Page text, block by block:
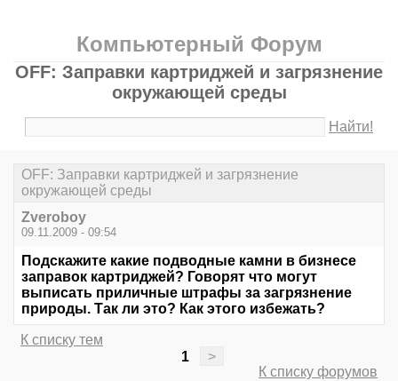
Компьютерный Форум
OFF: Заправки картриджей и загрязнение
окружающей среды
Найти!
OFF: Заправки картриджей и загрязнение
окружающей среды
Zveroboy
09.11.2009 - 09:54
Подскажите какие подводные камни в бизнесе
заправок картриджей? Говорят что могут
выписать приличные штрафы за загрязнение
природы. Так ли это? Как этого избежать?
К списку тем
1
>
К списку форумов